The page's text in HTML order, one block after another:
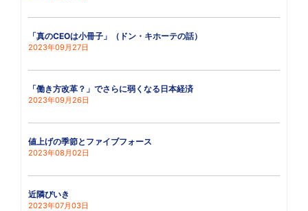
「真のCEOは小冊子」（ドン・キホーテの話）
2023年09月27日
「働き方改革？」でさらに弱くなる日本経済
2023年09月26日
値上げの季節とファイブフォース
2023年08月02日
近隣びいき
2023年07月03日